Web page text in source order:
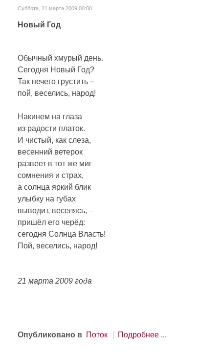
Суббота, 21 марта 2009 00:00
Новый Год
Обычный хмурый день.
Сегодня Новый Год?
Так нечего грустить –
пой, веселись, народ!
Накинем на глаза
из радости платок.
И чистый, как слеза,
весенний ветерок
развеет в тот же миг
сомнения и страх,
а солнца яркий блик
улыбку на губах
выводит, веселясь, –
пришёл его черёд:
сегодня Солнца Власть!
Пой, веселись, народ!
21 марта 2009 года
Опубликовано в Поток Подробнее ...